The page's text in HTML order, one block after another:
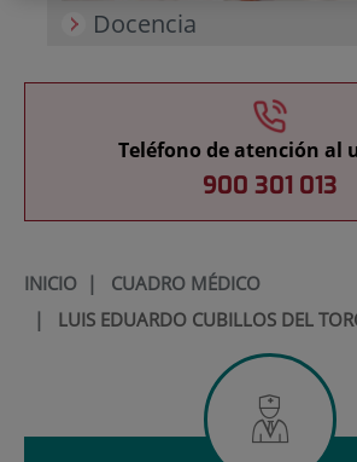
Docencia
Teléfono de atención al
900 301 013
INICIO| CUADRO MÉDICO
| LUIS EDUARDO CUBILLOS DEL